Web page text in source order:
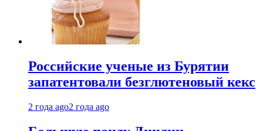
Российские ученые из Бурятии
запатентовали безглютеновый кекс
2 года ago2 года ago